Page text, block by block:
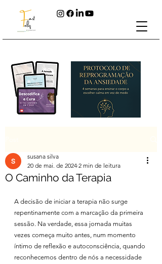
O Caminho da Terapia
susana silva
20 de mai. de 2024 2 min de leitura
A decisão de iniciar a terapia não surge
repentinamente com a marcação da primeira
sessão. Na verdade, essa jornada muitas
vezes começa muito antes, num momento
íntimo de reflexão e autoconsciência, quando
reconhecemos dentro de nós a necessidade